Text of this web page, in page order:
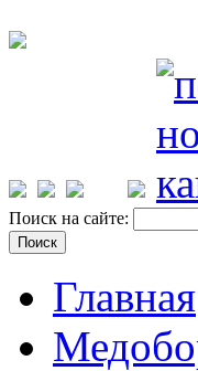
Поиск на сайте:
Главная